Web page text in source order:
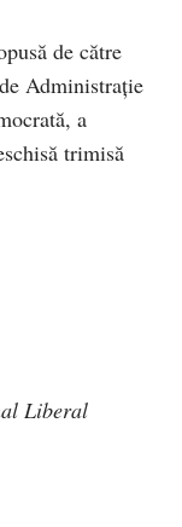
de către
Administrație
a
trimisă
Liberal